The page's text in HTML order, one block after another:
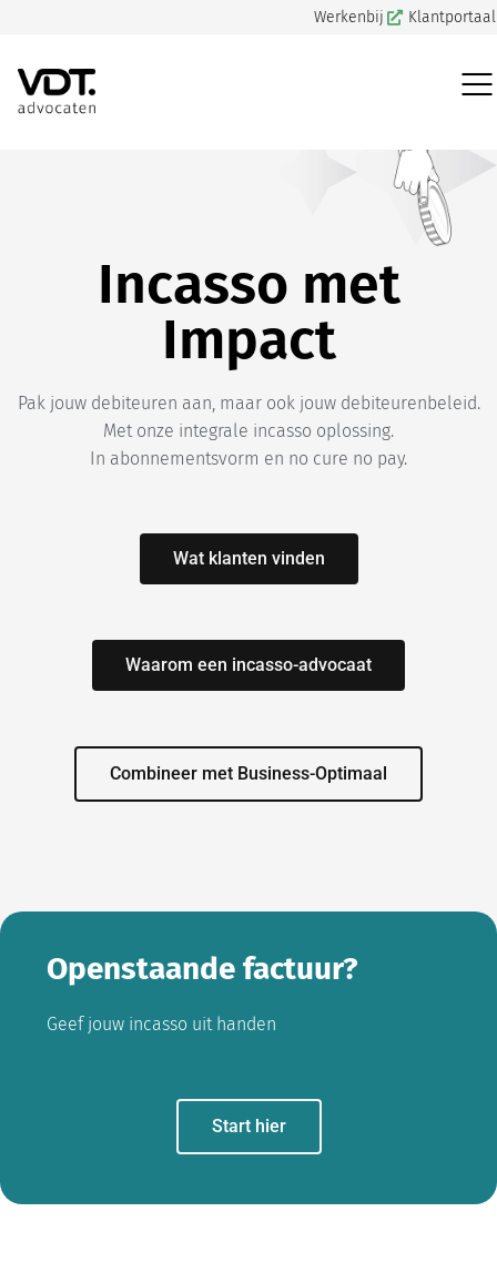
Werkenbij Klantportaal
Incasso met Impact
Incasso met
Impact
Pak jouw debiteuren aan, maar ook jouw debiteurenbeleid.
Met onze integrale incasso oplossing.
In abonnementsvorm en no cure no pay.
Wat klanten vinden
Waarom een incasso-advocaat
Combineer met Business-Optimaal
Openstaande factuur?
Geef jouw incasso uit handen
Start hier